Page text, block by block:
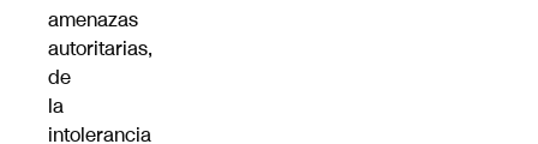
amenazas
autoritarias,
de
la
intolerancia